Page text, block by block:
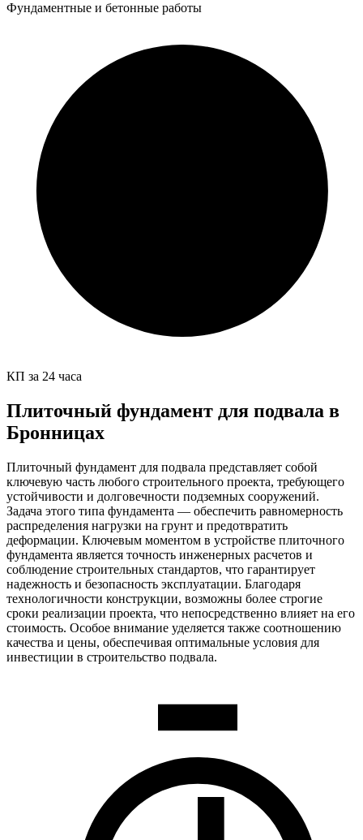
Фундаментные и бетонные работы
КП за 24 часа
Плиточный фундамент для подвала в
Бронницах
Плиточный фундамент для подвала представляет собой
ключевую часть любого строительного проекта, требующего
устойчивости и долговечности подземных сооружений.
Задача этого типа фундамента — обеспечить равномерность
распределения нагрузки на грунт и предотвратить
деформации. Ключевым моментом в устройстве плиточного
фундамента является точность инженерных расчетов и
соблюдение строительных стандартов, что гарантирует
надежность и безопасность эксплуатации. Благодаря
технологичности конструкции, возможны более строгие
сроки реализации проекта, что непосредственно влияет на его
стоимость. Особое внимание уделяется также соотношению
качества и цены, обеспечивая оптимальные условия для
инвестиции в строительство подвала.